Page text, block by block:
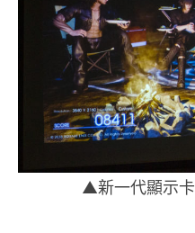
▲新一代顯示